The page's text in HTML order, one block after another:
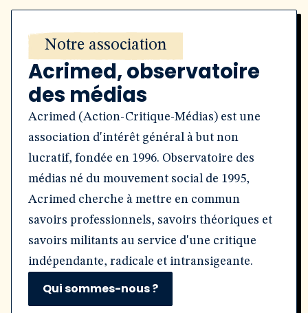
Notre association
Acrimed, observatoire
des médias
Acrimed (Action-Critique-Médias) est une
association d'intérêt général à but non
lucratif, fondée en 1996. Observatoire des
médias né du mouvement social de 1995,
Acrimed cherche à mettre en commun
savoirs professionnels, savoirs théoriques et
savoirs militants au service d'une critique
indépendante, radicale et intransigeante.
Qui sommes-nous ?